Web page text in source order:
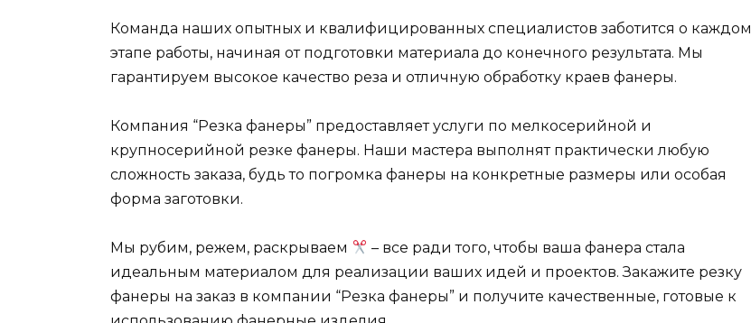
Команда наших опытных и квалифицированных специалистов заботится о каждом
этапе работы, начиная от подготовки материала до конечного результата. Мы
гарантируем высокое качество реза и отличную обработку краев фанеры.
Компания “Резка фанеры” предоставляет услуги по мелкосерийной и
крупносерийной резке фанеры. Наши мастера выполнят практически любую
сложность заказа, будь то погромка фанеры на конкретные размеры или особая
форма заготовки.
Мы рубим, режем, раскрываем
– все ради того, чтобы ваша фанера стала
идеальным материалом для реализации ваших идей и проектов. Закажите резку
фанеры на заказ в компании “Резка фанеры” и получите качественные, готовые к